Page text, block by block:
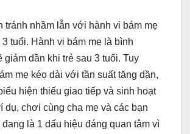
tránh nhầm lẫn với hành vi bám mẹ
tuổi. Hành vi bám mẹ là bình
giảm dần khi trẻ sau 3 tuổi. Tuy
mẹ kéo dài với tần suất tăng dần,
hiện thiếu giao tiếp và sinh hoạt
dụ, chơi cùng cha mẹ và các bạn
đang là 1 dấu hiệu đáng quan tâm vì